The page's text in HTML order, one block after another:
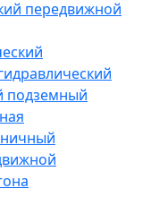
передвижной
подземный